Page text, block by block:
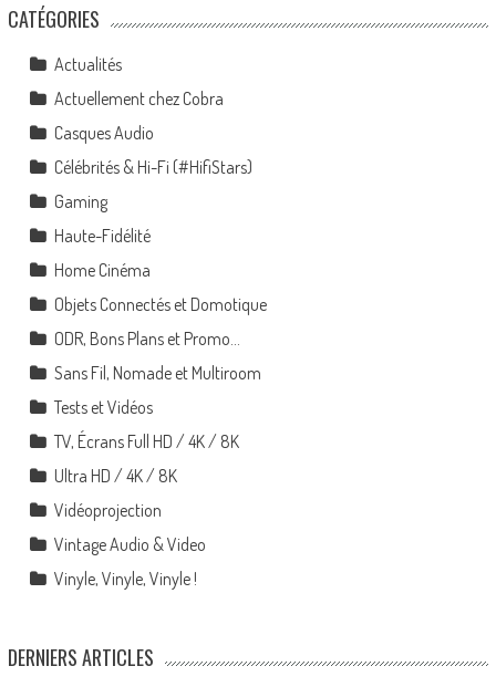
CATÉGORIES
Actualités
Actuellement chez Cobra
Casques Audio
Célébrités & Hi-Fi (#HifiStars)
Gaming
Haute-Fidélité
Home Cinéma
Objets Connectés et Domotique
ODR, Bons Plans et Promo…
Sans Fil, Nomade et Multiroom
Tests et Vidéos
TV, Écrans Full HD / 4K / 8K
Ultra HD / 4K / 8K
Vidéoprojection
Vintage Audio & Video
Vinyle, Vinyle, Vinyle !
DERNIERS ARTICLES